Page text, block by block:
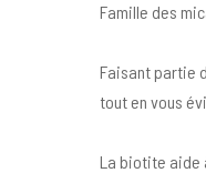
Famille des
Faisant partie
tout en vous
La biotite aide